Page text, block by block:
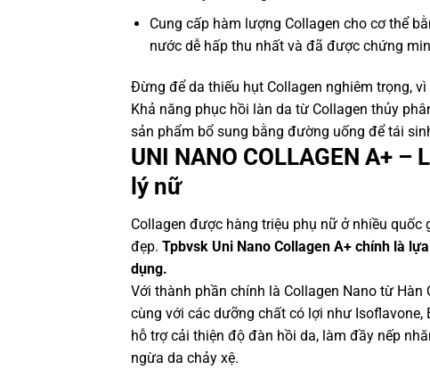
Cung cấp hàm lượng Collagen cho cơ thể
nước dễ hấp thu nhất và đã được chứng
Đừng để da thiếu hụt Collagen nghiêm trọng,
Khả năng phục hồi làn da từ Collagen thủy
sản phẩm bổ sung bằng đường uống để tái
UNI NANO COLLAGEN A+
lý nữ
Collagen được hàng triệu phụ nữ ở nhiều quốc
đẹp. Tpbvsk Uni Nano Collagen A+ chính là
dụng.
Với thành phần chính là Collagen Nano từ
cùng với các dưỡng chất có lợi như Isoflavone,
hỗ trợ cải thiện độ đàn hồi da, làm đầy nếp
ngừa da chảy xệ.